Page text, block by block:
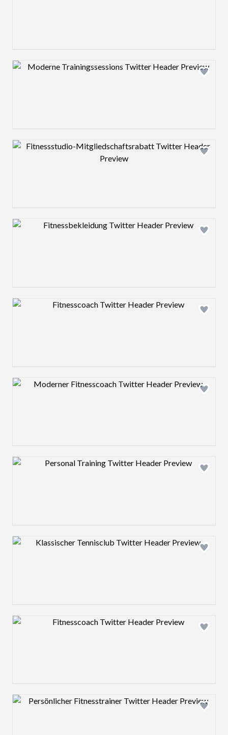
Design preview image
Design preview image
Design preview image
Design preview image
Design preview image
Design preview image
Design preview image
Design preview image
Design preview image